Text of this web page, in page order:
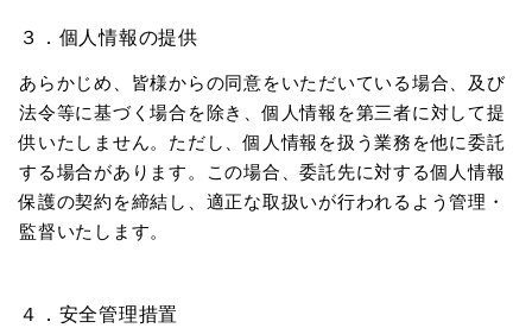
３．個人情報の提供
あらかじめ、皆様からの同意をいただいている場合、及び
法令等に基づく場合を除き、個人情報を第三者に対して提
供いたしません。ただし、個人情報を扱う業務を他に委託
する場合があります。この場合、委託先に対する個人情報
保護の契約を締結し、適正な取扱いが行われるよう管理・
監督いたします。
４．安全管理措置